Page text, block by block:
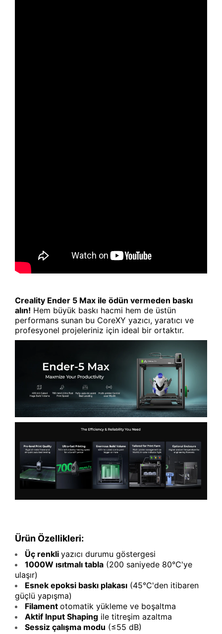
Creality Ender 5 Max ile ödün vermeden baskı
alın! Hem büyük baskı hacmi hem de üstün
performans sunan bu CoreXY yazıcı, yaratıcı ve
profesyonel projeleriniz için ideal bir ortaktır.
Ürün Özellikleri:
Üç renkli yazıcı durumu göstergesi
1000W ısıtmalı tabla (200 saniyede 80°C'ye
ulaşır)
Esnek epoksi baskı plakası (45°C'den itibaren
güçlü yapışma)
Filament otomatik yükleme ve boşaltma
Aktif Input Shaping ile titreşim azaltma
Sessiz çalışma modu (≤55 dB)